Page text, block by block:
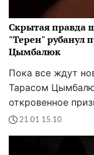
Скрытая правда
"Терен" рубанул
Цымбалюк
Пока все ждут
Тарасом
откровенное
21:01 15.10